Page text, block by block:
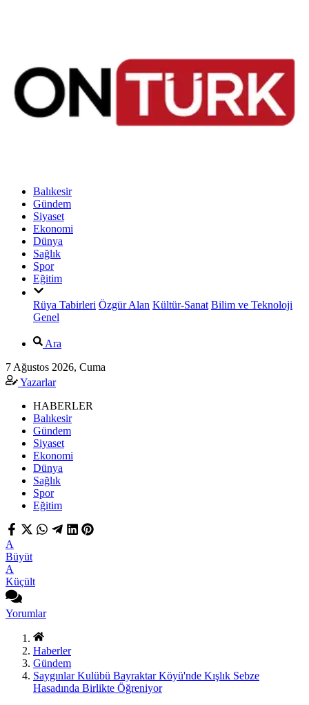
Balıkesir
Gündem
Siyaset
Ekonomi
Dünya
Sağlık
Spor
Eğitim
Rüya Tabirleri Özgür Alan Kültür-Sanat Bilim ve Teknoloji
Genel
Ara
7 Ağustos 2026, Cuma
Yazarlar
HABERLER
Balıkesir
Gündem
Siyaset
Ekonomi
Dünya
Sağlık
Spor
Eğitim
A
Büyüt
A
Küçült
Yorumlar
Haberler
Gündem
Saygınlar Kulübü Bayraktar Köyü'nde Kışlık Sebze
Hasadında Birlikte Öğreniyor